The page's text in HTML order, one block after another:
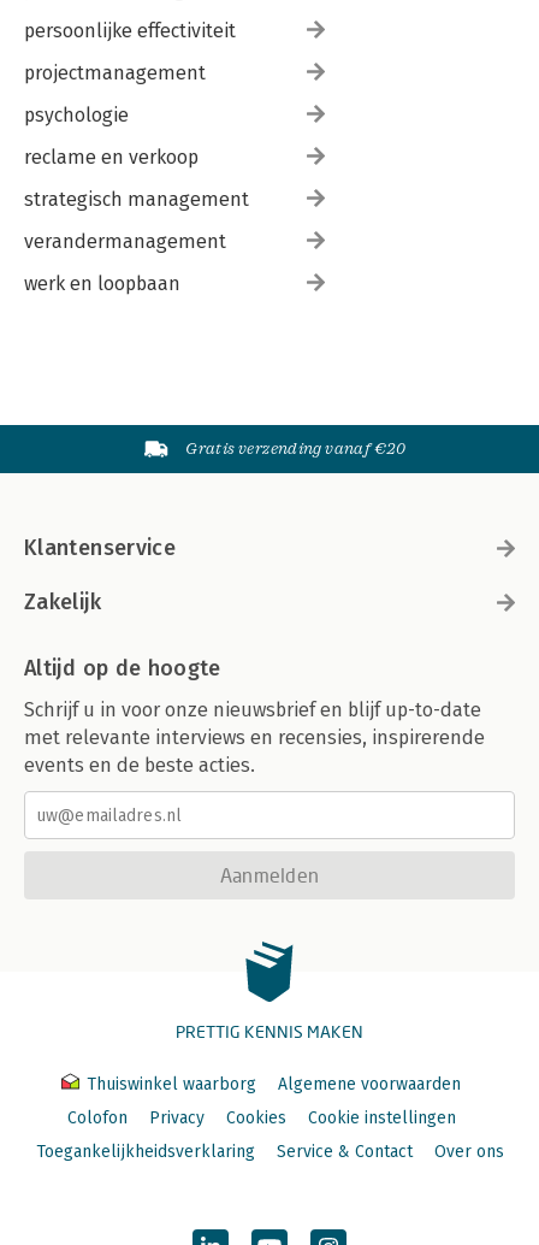
persoonlijke effectiviteit
projectmanagement
psychologie
reclame en verkoop
strategisch management
verandermanagement
werk en loopbaan
Gratis verzending vanaf €20
Klantenservice
Zakelijk
Altijd op de hoogte
Schrijf u in voor onze nieuwsbrief en blijf up-to-date
met relevante interviews en recensies, inspirerende
events en de beste acties.
Aanmelden
PRETTIG KENNIS MAKEN
Thuiswinkel waarborg
Algemene voorwaarden
Colofon
Privacy Cookies
Cookie instellingen
Toegankelijkheidsverklaring
Service & Contact Over ons